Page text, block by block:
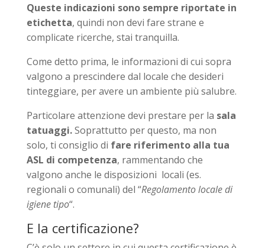
Queste indicazioni sono sempre riportate in
etichetta, quindi non devi fare strane e
complicate ricerche, stai tranquilla.
Come detto prima, le informazioni di cui sopra
valgono a prescindere dal locale che desideri
tinteggiare, per avere un ambiente più salubre.
Particolare attenzione devi prestare per la sala
tatuaggi.Soprattutto per questo, ma non
solo, ti consiglio di fare riferimento alla tua
ASL di competenza, rammentando che
valgono anche le disposizioni locali (es.
regionali o comunali) del “Regolamento locale di
igiene tipo“.
E la certificazione?